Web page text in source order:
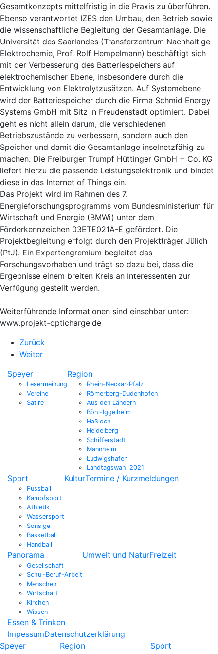
Gesamtkonzepts mittelfristig in die Praxis zu überführen.
Ebenso verantwortet IZES den Umbau, den Betrieb sowie
die wissenschaftliche Begleitung der Gesamtanlage. Die
Universität des Saarlandes (Transferzentrum Nachhaltige
Elektrochemie, Prof. Rolf Hempelmann) beschäftigt sich
mit der Verbesserung des Batteriespeichers auf
elektrochemischer Ebene, insbesondere durch die
Entwicklung von Elektrolytzusätzen. Auf Systemebene
wird der Batteriespeicher durch die Firma Schmid Energy
Systems GmbH mit Sitz in Freudenstadt optimiert. Dabei
geht es nicht allein darum, die verschiedenen
Betriebszustände zu verbessern, sondern auch den
Speicher und damit die Gesamtanlage inselnetzfähig zu
machen. Die Freiburger Trumpf Hüttinger GmbH + Co. KG
liefert hierzu die passende Leistungselektronik und bindet
diese in das Internet of Things ein.
Das Projekt wird im Rahmen des 7.
Energieforschungsprogramms vom Bundesministerium für
Wirtschaft und Energie (BMWi) unter dem
Förderkennzeichen 03ETE021A-E gefördert. Die
Projektbegleitung erfolgt durch den Projektträger Jülich
(PtJ). Ein Expertengremium begleitet das
Forschungsvorhaben und trägt so dazu bei, dass die
Ergebnisse einem breiten Kreis an Interessenten zur
Verfügung gestellt werden.
Weiterführende Informationen sind einsehbar unter:
www.projekt-opticharge.de
Zurück
Weiter
Speyer
Lesermeinung
Vereine
Satire
Region
Rhein-Neckar-Pfalz
Römerberg-Dudenhofen
Aus den Ländern
Böhl-Iggelheim
Haßloch
Heidelberg
Schifferstadt
Mannheim
Ludwigshafen
Landtagswahl 2021
Sport
Fussball
Kampfsport
Athletik
Wassersport
Sonsige
Basketball
Handball
KulturTermine / Kurzmeldungen
Panorama
Gesellschaft
Schul-Beruf-Arbeit
Menschen
Wirtschaft
Kirchen
Wissen
Umwelt und NaturFreizeit
Essen & Trinken
ImpessumDatenschutzerklärung
Speyer
Region Sport